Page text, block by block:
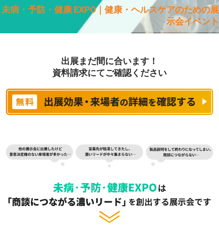
未病・予防・健康 EXPO｜健康・ヘルスケアのための展
示会イベント
出展まだ間に合います！
資料請求にてご確認ください